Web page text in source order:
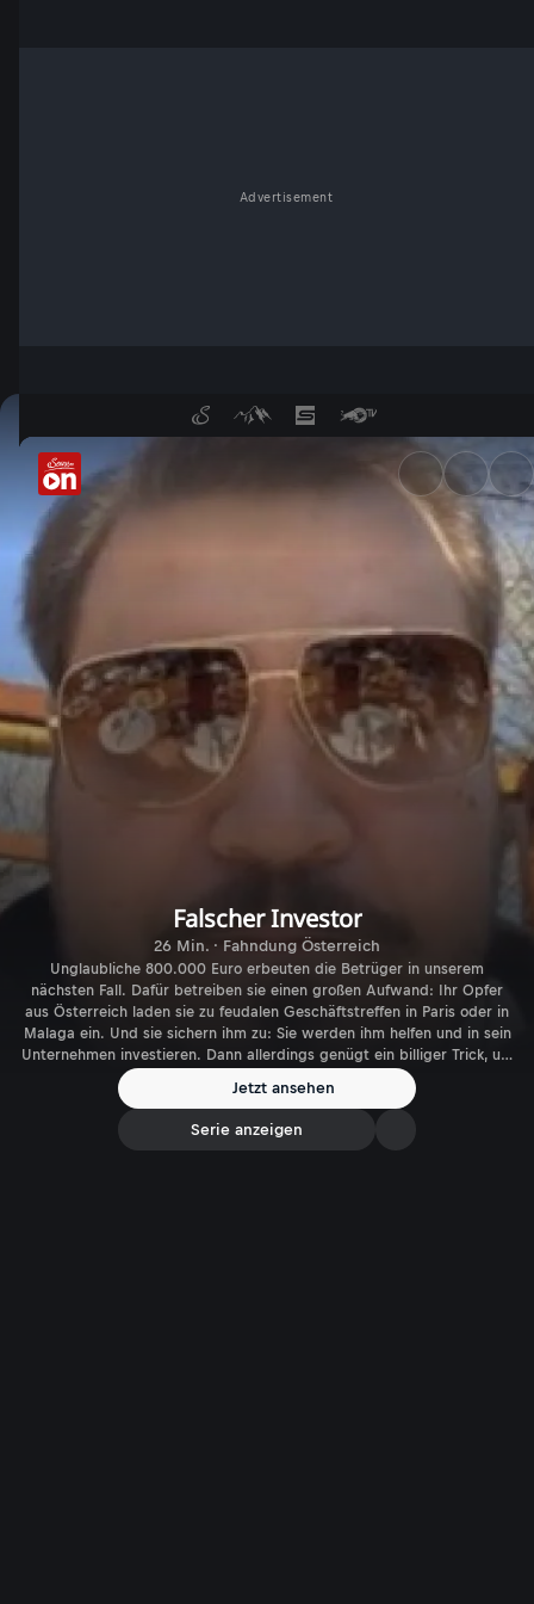
Advertisement
Falscher Investor - ServusTV
Falscher Investor
26 Min. · Fahndung Österreich
Unglaubliche 800.000 Euro erbeuten die Betrüger in unserem
nächsten Fall. Dafür betreiben sie einen großen Aufwand: Ihr Opfer
aus Österreich laden sie zu feudalen Geschäftstreffen in Paris oder in
Malaga ein. Und sie sichern ihm zu: Sie werden ihm helfen und in sein
Unternehmen investieren. Dann allerdings genügt ein billiger Trick, um
Jetzt ansehen
Serie anzeigen